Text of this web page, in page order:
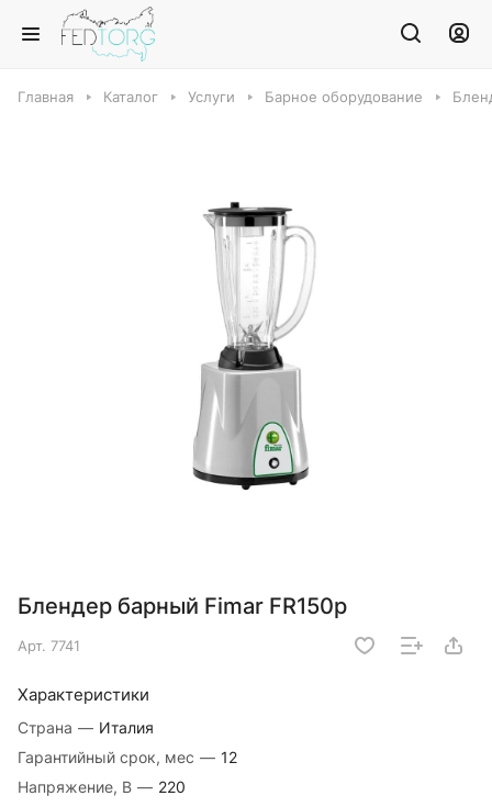
Главная Каталог Услуги Барное оборудование
Блендер барный Fimar FR150p
Арт. 7741
Характеристики
Страна — Италия
Гарантийный срок, мес — 12
Напряжение, В — 220